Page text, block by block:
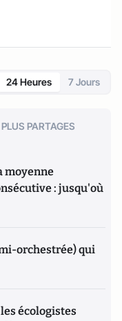
24 Heures 7 Jours
PLUS PARTAGES
moyenne
: jusqu'où
orchestrée) qui
écologistes